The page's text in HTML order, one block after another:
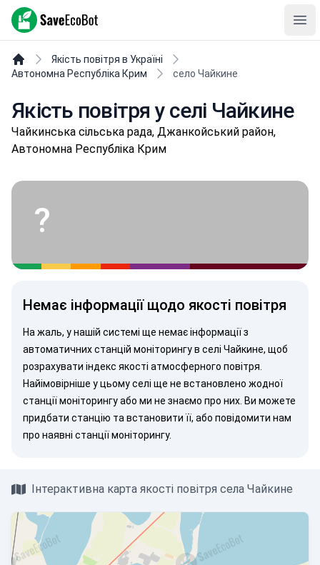
SaveEcoBot
Якість повітря в Україні
Автономна Республіка Крим
село Чайкине
Якість повітря у селі Чайкине
Чайкинська сільська рада, Джанкойський район,
Автономна Республіка Крим
?
Немає інформації щодо якості повітря
На жаль, у нашій системі ще немає інформації з
автоматичних станцій моніторингу в селі Чайкине, щоб
розрахувати індекс якості атмосферного повітря.
Найімовірніше у цьому селі ще не встановлено жодної
станції моніторингу або ми не знаємо про них. Ви можете
придбати станцію та встановити її, або повідомити нам
про наявні станції моніторингу.
Інтерактивна карта якості повітря села Чайкине